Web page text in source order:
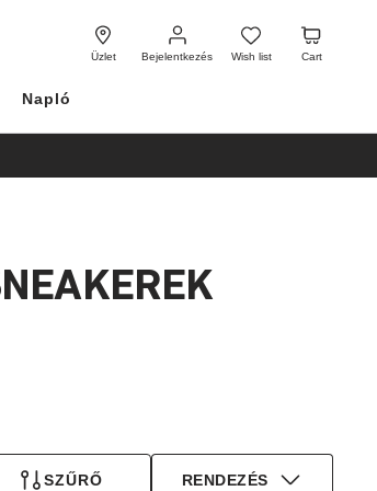
Üzlet Bejelentkezés
Bejelentkezés
Wish list
Wish
list
Cart
Cart
Napló
SZŰRŐ RENDEZÉS